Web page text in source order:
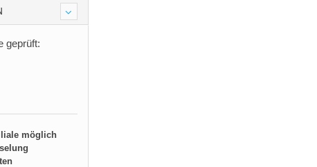
geprüft:
möglich